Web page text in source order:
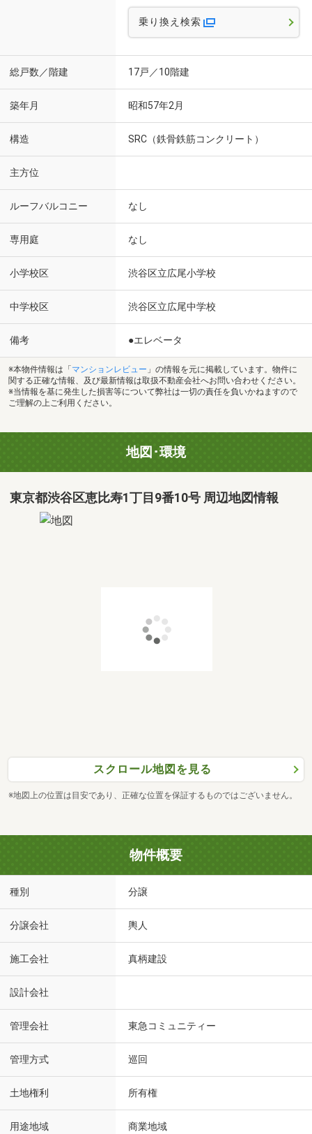
乗り換え検索
総戸数／階建 17戸／10階建
築年月 昭和57年2月
構造 SRC（鉄骨鉄筋コンクリート）
主方位
ルーフバルコニー なし
専用庭 なし
小学校区 渋谷区立広尾小学校
中学校区 渋谷区立広尾中学校
備考 ●エレベータ
※本物件情報は「 マンションレビュー 」の情報を元に掲載しています。物件に
関する正確な情報、及び最新情報は取扱不動産会社へお問い合わせください。
※当情報を基に発生した損害等について弊社は一切の責任を負いかねますので
ご理解の上ご利用ください。
地図･環境
東京都渋谷区恵比寿1丁目9番10号 周辺地図情報
スクロール地図を見る
※地図上の位置は目安であり、正確な位置を保証するものではございません。
物件概要
種別 分譲
分譲会社 輿人
施工会社 真柄建設
設計会社
管理会社 東急コミュニティー
管理方式 巡回
土地権利 所有権
用途地域 商業地域